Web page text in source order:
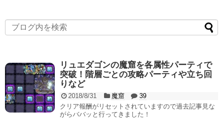
リュエダゴンの魔窟を各属性パーティで
突破！階層ごとの攻略パーティや立ち回
りなど
2018/8/31 魔窟
39
クリア報酬がリセットされていますので過去記事見な
がらババッと行ってきました！